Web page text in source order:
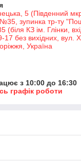
5 (Південний
зупинка тр-ту
КЗ ім. Глінки,
17 без вихідних, вул.
Україна
з 10:00 до 16:30
графік роботи